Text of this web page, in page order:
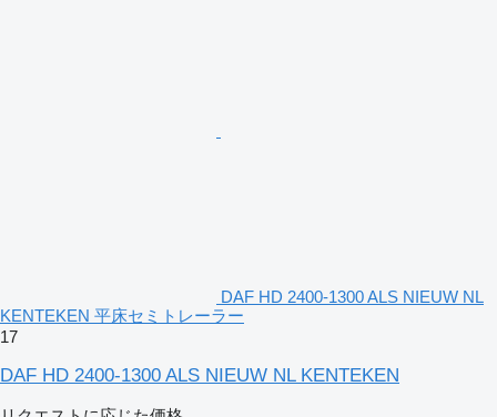
DAF HD 2400-1300 ALS NIEUW NL
KENTEKEN 平床セミトレーラー
17
DAF HD 2400-1300 ALS NIEUW NL KENTEKEN